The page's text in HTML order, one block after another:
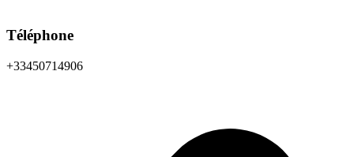
Téléphone
+33450714906